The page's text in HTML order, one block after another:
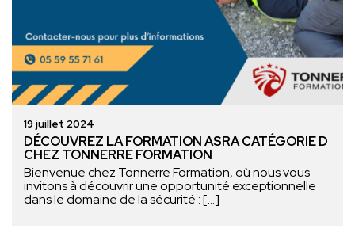
19 juillet 2024
DÉCOUVREZ LA FORMATION ASRA CATÉGORIE D
CHEZ TONNERRE FORMATION
Bienvenue chez Tonnerre Formation, où nous vous
invitons à découvrir une opportunité exceptionnelle
dans le domaine de la sécurité : […]